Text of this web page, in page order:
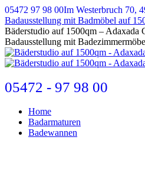
Zum
Inhalt
springen
05472 97 98 00Im Westerbruch 70,
Badausstellung mit Badmöbel auf
E-
Mail
page
opens
new
window
Bäderstudio auf 1500qm – Adaxada
Badausstellung mit
05472 - 97 98 00
Home
Badarmaturen
Badewannen